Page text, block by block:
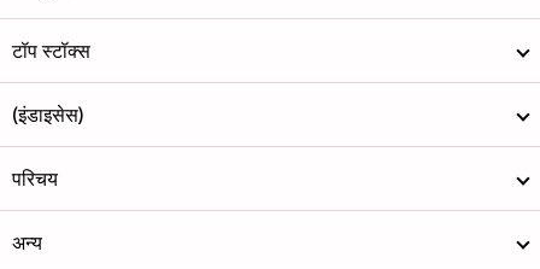
टॉप स्टॉक्स
(इंडाइसेस)
परिचय
अन्य